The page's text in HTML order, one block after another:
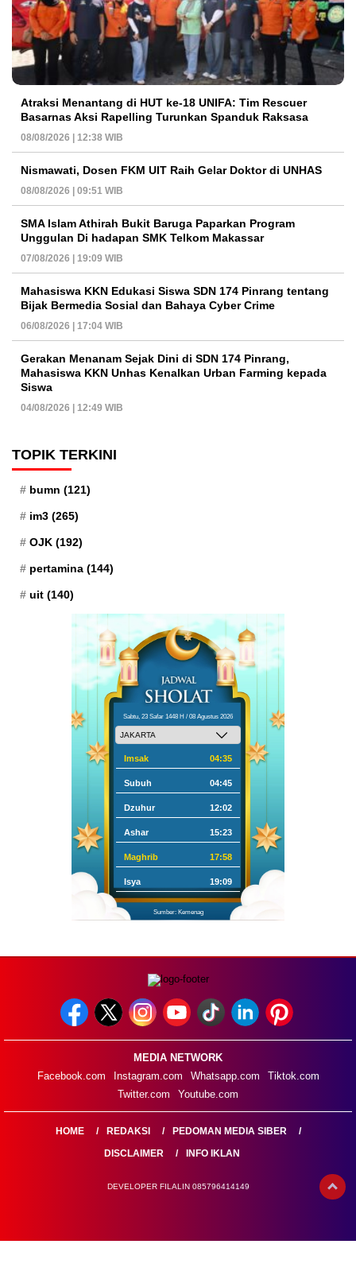
Atraksi Menantang di HUT ke-18 UNIFA: Tim Rescuer
Basarnas Aksi Rapelling Turunkan Spanduk Raksasa
08/08/2026 | 12:38 WIB
Nismawati, Dosen FKM UIT Raih Gelar Doktor di UNHAS
08/08/2026 | 09:51 WIB
SMA Islam Athirah Bukit Baruga Paparkan Program
Unggulan Di hadapan SMK Telkom Makassar
07/08/2026 | 19:09 WIB
Mahasiswa KKN Edukasi Siswa SDN 174 Pinrang tentang
Bijak Bermedia Sosial dan Bahaya Cyber Crime
06/08/2026 | 17:04 WIB
Gerakan Menanam Sejak Dini di SDN 174 Pinrang,
Mahasiswa KKN Unhas Kenalkan Urban Farming kepada
Siswa
04/08/2026 | 12:49 WIB
TOPIK TERKINI
bumn (121)
im3 (265)
OJK (192)
pertamina (144)
uit (140)
Sabtu, 23 Safar 1448 H / 08 Agustus 2026
Imsak 04:35
Subuh 04:45
Dzuhur 12:02
Ashar 15:23
Maghrib 17:58
Isya 19:09
Sumber: Kemenag
MEDIA NETWORK
Facebook.com
Instagram.com Whatsapp.com
Tiktok.com
Twitter.com
Youtube.com
HOME REDAKSI
PEDOMAN MEDIA SIBER
DISCLAIMER
INFO IKLAN
DEVELOPER FILALIN 085796414149